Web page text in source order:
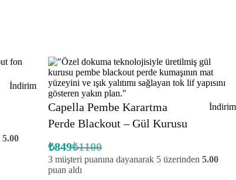
İndirimİndirimdeki
ürün
5.00
İndirim
Capella Pembe Karartma
Perde Blackout – Gül Kurusu
₺1100
Orijinal
fiyat:
₺1100.
₺849 Şu
andaki
fiyat:
3 müşteri puanına dayanarak 5 üzerinden 5.00
puan aldı